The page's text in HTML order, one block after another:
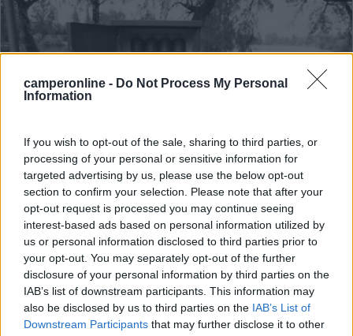
camperonline - Do Not Process My Personal
Information
If you wish to opt-out of the sale, sharing to third parties, or
processing of your personal or sensitive information for
targeted advertising by us, please use the below opt-out
section to confirm your selection. Please note that after your
opt-out request is processed you may continue seeing
interest-based ads based on personal information utilized by
us or personal information disclosed to third parties prior to
your opt-out. You may separately opt-out of the further
disclosure of your personal information by third parties on the
IAB’s list of downstream participants. This information may
also be disclosed by us to third parties on the IAB’s List of
Downstream Participants that may further disclose it to other
Campeggio
Campingplatz Augsburg - Ludwigshof am
See
9,6 5
Servizi / Posizione